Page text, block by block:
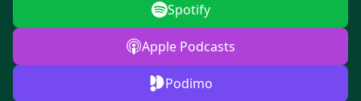
Spotify
Apple Podcasts
Podimo